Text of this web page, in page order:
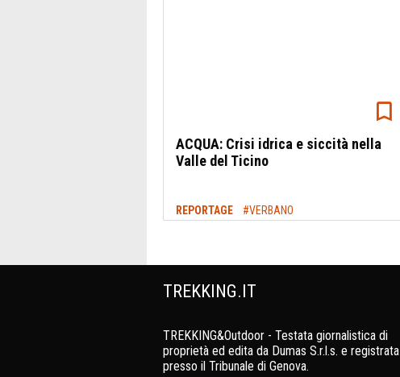
ACQUA: Crisi idrica e siccità nella
Valle del Ticino
REPORTAGE #VERBANO
TREKKING.IT
TREKKING&Outdoor - Testata giornalistica di
proprietà ed edita da Dumas S.r.l.s. e registrata
presso il Tribunale di Genova.